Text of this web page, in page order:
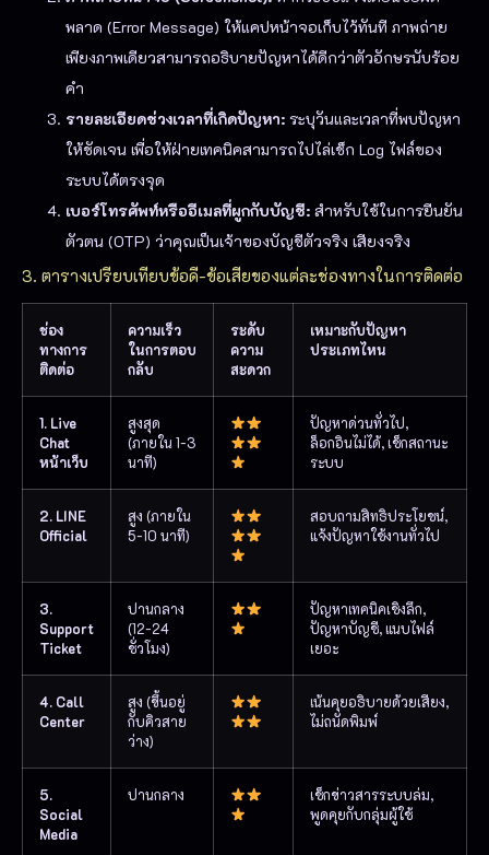
พลาด (Error Message) ให้แคปหน้าจอเก็บไว้ทันที ภาพถ่าย
เพียงภาพเดียวสามารถอธิบายปัญหาได้ดีกว่าตัวอักษรนับร้อย
คำ
รายละเอียดช่วงเวลาที่เกิดปัญหา: ระบุวันและเวลาที่พบปัญหา
ให้ชัดเจน เพื่อให้ฝ่ายเทคนิคสามารถไปไล่เช็ก Log ไฟล์ของ
ระบบได้ตรงจุด
เบอร์โทรศัพท์หรืออีเมลที่ผูกกับบัญชี: สำหรับใช้ในการยืนยัน
ตัวตน (OTP) ว่าคุณเป็นเจ้าของบัญชีตัวจริง เสียงจริง
3. ตารางเปรียบเทียบข้อดี-ข้อเสียของแต่ละช่องทางในการติดต่อ
ช่อง
ทางการ
ติดต่อ
ความเร็ว
ในการตอบ
กลับ
ระดับ
ความ
สะดวก
เหมาะกับปัญหา
ประเภทไหน
1. Live
Chat
หน้าเว็บ
สูงสุด
(ภายใน 1-3
นาที)
ปัญหาด่วนทั่วไป,
ล็อกอินไม่ได้, เช็กสถานะ
ระบบ
2. LINE
Official
สูง (ภายใน
5-10 นาที)
สอบถามสิทธิประโยชน์,
แจ้งปัญหาใช้งานทั่วไป
3.
Support
Ticket
ปานกลาง
(12-24
ชั่วโมง)
ปัญหาเทคนิคเชิงลึก,
ปัญหาบัญชี, แนบไฟล์
เยอะ
4. Call
Center
สูง (ขึ้นอยู่
กับคิวสาย
ว่าง)
เน้นคุยอธิบายด้วยเสียง,
ไม่ถนัดพิมพ์
5.
Social
Media
ปานกลาง
เช็กข่าวสารระบบล่ม,
พูดคุยกับกลุ่มผู้ใช้